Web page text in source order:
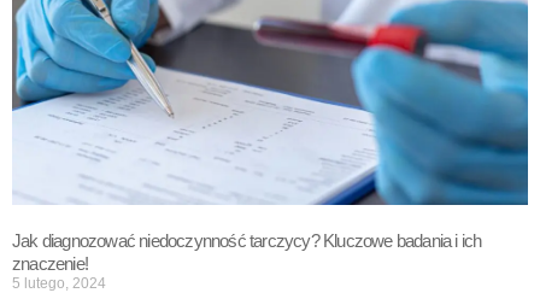
Jak diagnozować niedoczynność tarczycy? Kluczowe badania i ich
znaczenie!
5 lutego, 2024